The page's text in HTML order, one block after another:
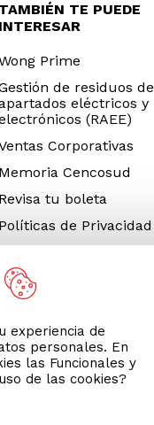
TAMBIÉN TE PUEDE
INTERESAR
Prime
de residuos de
eléctricos y
(RAEE)
Corporativas
Memoria Cencosud
Revisa tu boleta
Políticas de Privacidad
Legales
Código de Ética
Wong 2026
Decargar App
experiencia de
personales. En
las Funcionales y
de las cookies?